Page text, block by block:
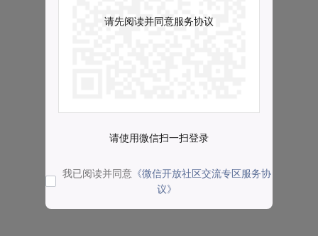
请先阅读并同意服务协议
请使用微信扫一扫登录
我已阅读并同意 《微信开放社区交流专区服务协
议》